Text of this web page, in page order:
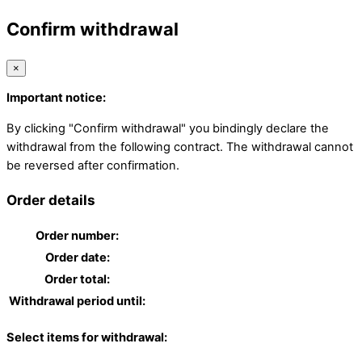
Confirm withdrawal
×
Important notice:
By clicking "Confirm withdrawal" you bindingly declare the
withdrawal from the following contract. The withdrawal cannot
be reversed after confirmation.
Order details
Order number:
Order date:
Order total:
Withdrawal period until:
Select items for withdrawal: